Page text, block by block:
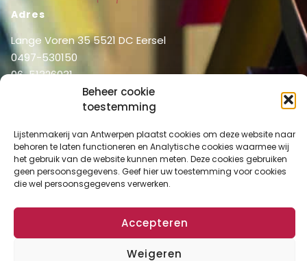
Beheer cookie
toestemming
Lijstenmakerij van Antwerpen plaatst cookies om deze website naar
behoren te laten functioneren en Analytische cookies waarmee wij
het gebruik van de website kunnen meten. Deze cookies gebruiken
geen persoonsgegevens. Geef hier uw toestemming voor cookies
die wel persoonsgegevens verwerken.
Accepteren
Weigeren
Adres
Lange Voren 35 5521 DC Eersel
0497-530150
06-51326031
info@lijstenmakerij vanantwerpen.nl
Home
Over ons
Diensten
Lijstenmakerij
Contact
Shop
Shop
Mijn account